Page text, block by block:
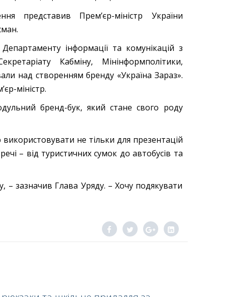
представив Прем’єр-міністр України
інформації та комунікацій з
Кабміну, Мінінформполітики,
над створенням бренду «Україна Зараз».
міністр.
бренд-бук, який стане свого роду
не тільки для презентацій
– від туристичних сумок до автобусів та
зазначив Глава Уряду. – Хочу подякувати